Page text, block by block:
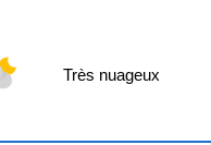
Très nuageux